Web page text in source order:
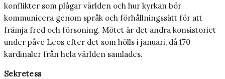
konflikter som plågar världen och hur kyrkan bör
kommunicera genom språk och förhållningssätt för att
främja fred och försoning. Mötet är det andra konsistoriet
under påve Leos efter det som hölls i januari, då 170
kardinaler från hela världen samlades.
Sekretess